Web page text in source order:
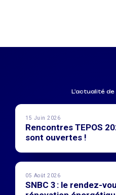
L'actualité
15 Juin 2026
Rencontres TEPOS
sont ouvertes !
05 Août 2026
SNBC 3 : le rendez-